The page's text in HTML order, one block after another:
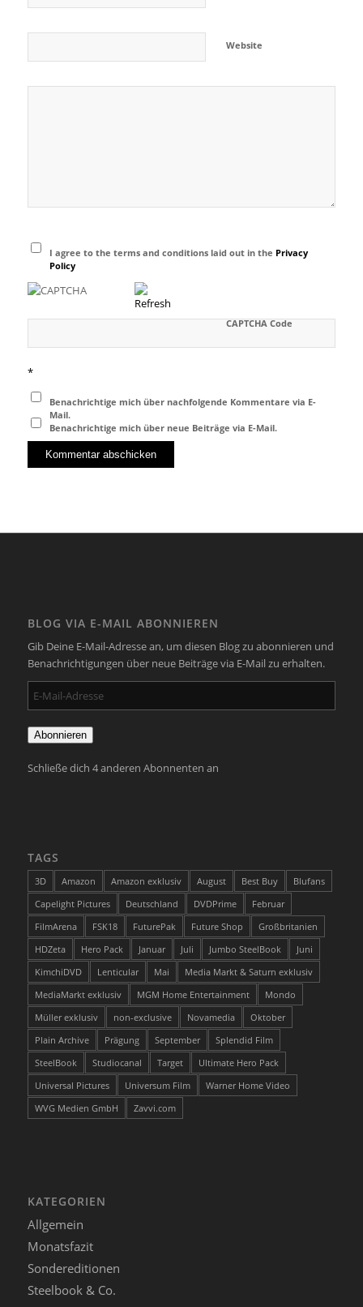
Website
I agree to the terms and conditions laid out in the Privacy
Policy
CAPTCHA Code
*
Benachrichtige mich über nachfolgende Kommentare via E-
Mail.
Benachrichtige mich über neue Beiträge via E-Mail.
BLOG VIA E-MAIL ABONNIEREN
Gib Deine E-Mail-Adresse an, um diesen Blog zu abonnieren und
Benachrichtigungen über neue Beiträge via E-Mail zu erhalten.
Abonnieren
Schließe dich 4 anderen Abonnenten an
TAGS
3D Amazon Amazon exklusiv August Best Buy
Blufans
Capelight Pictures
Deutschland DVDPrime
Februar
FilmArena
FSK18 FuturePak Future Shop
Großbritanien
HDZeta
Hero Pack Januar Juli Jumbo SteelBook
Juni
KimchiDVD
Lenticular Mai
Media Markt & Saturn exklusiv
MediaMarkt exklusiv
MGM Home Entertainment
Mondo
Müller exklusiv
non-exclusive Novamedia
Oktober
Plain Archive
Prägung September
Splendid Film
SteelBook
Studiocanal Target
Ultimate Hero Pack
Universal Pictures
Universum Film
Warner Home Video
WVG Medien GmbH
Zavvi.com
KATEGORIEN
Allgemein
Monatsfazit
Sondereditionen
Steelbook & Co.